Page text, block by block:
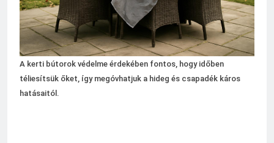
Zöld fal készítése otthon lépésről
lépésre
3 Hét Ezelőtt
A kerti bútorok védelme érdekében fontos, hogy időben
téliesítsük őket, így megóvhatjuk a hideg és csapadék káros
hatásaitól.